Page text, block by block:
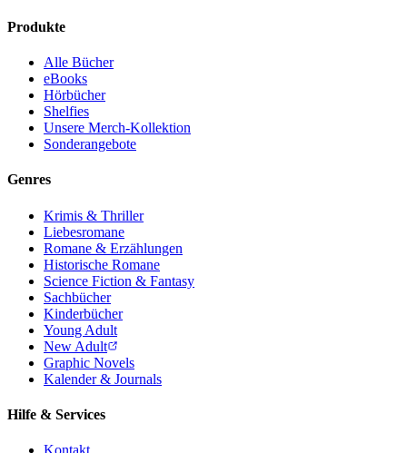
Produkte
Alle Bücher
eBooks
Hörbücher
Shelfies
Unsere Merch-Kollektion
Sonderangebote
Genres
Krimis & Thriller
Liebesromane
Romane & Erzählungen
Historische Romane
Science Fiction & Fantasy
Sachbücher
Kinderbücher
Young Adult
New Adult
Graphic Novels
Kalender & Journals
Hilfe & Services